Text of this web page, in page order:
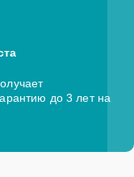
до 3 лет на